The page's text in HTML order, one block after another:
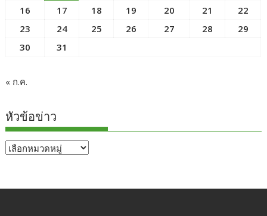
16
17 18 19 20 21
22
23
24 25 26 27 28
29
30
31
« ก.ค.
หัวข้อข่าว
หัวข้อ